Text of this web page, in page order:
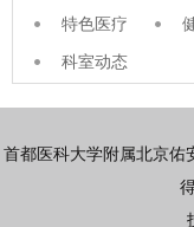
特色医疗
科室动态
首都医科大学附属北京佑